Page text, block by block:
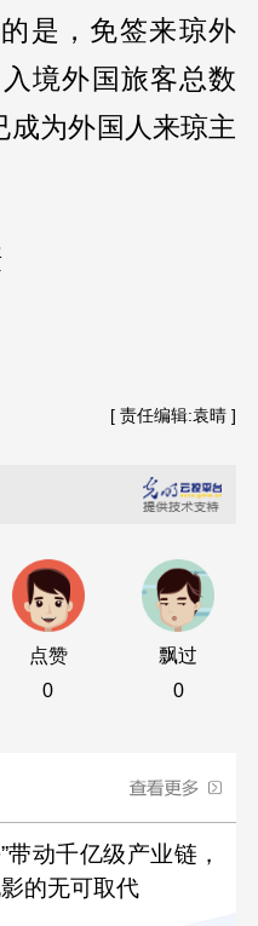
是，免签来琼外
境外国旅客总数
成为外国人来琼主
[ 责任编辑:袁晴 ]
点赞
0
飘过
0
带动千亿级产业链，
的无可取代